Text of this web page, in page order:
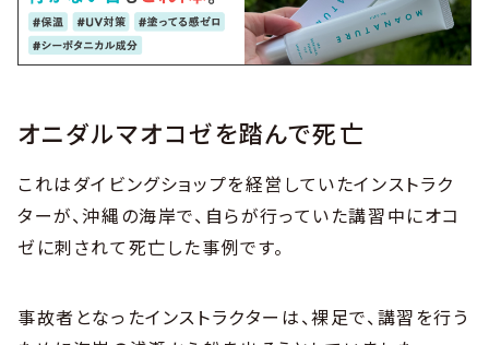
オニダルマオコゼを踏んで死亡
これはダイビングショップを経営していたインストラク
ターが、沖縄の海岸で、自らが行っていた講習中にオコ
ゼに刺されて死亡した事例です。
事故者となったインストラクターは、裸足で、講習を行う